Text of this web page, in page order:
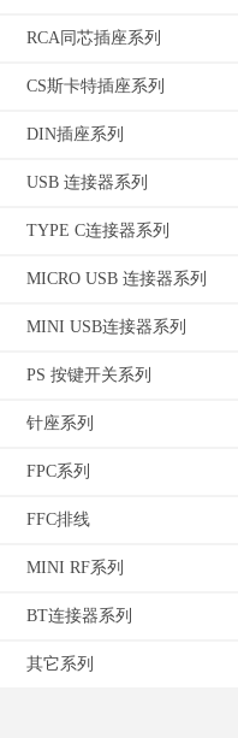
RCA同芯插座系列
CS斯卡特插座系列
DIN插座系列
USB 连接器系列
TYPE C连接器系列
MICRO USB 连接器系列
MINI USB连接器系列
PS 按键开关系列
针座系列
FPC系列
FFC排线
MINI RF系列
BT连接器系列
其它系列